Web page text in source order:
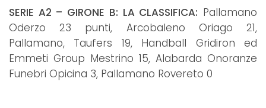
SERIE A2 – GIRONE B: LA CLASSIFICA: Pallamano
Oderzo 23 punti, Arcobaleno Oriago 21,
Pallamano, Taufers 19, Handball Gridiron ed
Emmeti Group Mestrino 15, Alabarda Onoranze
Funebri Opicina 3, Pallamano Rovereto 0